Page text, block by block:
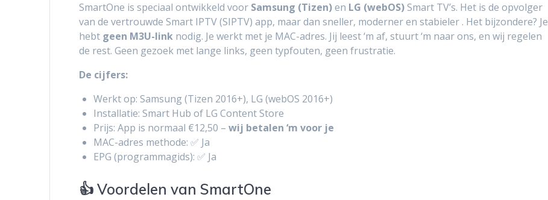
SmartOne is speciaal ontwikkeld voor Samsung (Tizen)en LG (webOS) Smart TV’s. Het is de opvolger
van de vertrouwde Smart IPTV (SIPTV) app, maar dan sneller, moderner en stabieler . Het bijzondere? Je
hebt geen M3U-link nodig. Je werkt met je MAC-adres. Jij leest ‘m af, stuurt ‘m naar ons, en wij regelen
de rest. Geen gezoek met lange links, geen typfouten, geen frustratie.
De cijfers:
Werkt op: Samsung (Tizen 2016+), LG (webOS 2016+)
Installatie: Smart Hub of LG Content Store
Prijs: App is normaal €12,50 –wij betalen ‘m voor je
MAC-adres methode: ✅ Ja
EPG (programmagids): ✅ Ja
👍 Voordelen van SmartOne